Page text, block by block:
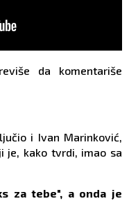
da komentariše
i Ivan Marinković,
je, kako tvrdi, imao sa
za tebe", a onda je